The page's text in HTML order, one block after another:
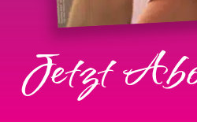
Jetzt